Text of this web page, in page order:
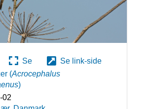
Se
Se link-side
(Acrocephalus
)
02